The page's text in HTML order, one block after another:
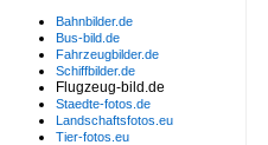
Bahnbilder.de
Bus-bild.de
Fahrzeugbilder.de
Schiffbilder.de
Flugzeug-bild.de
Staedte-fotos.de
Landschaftsfotos.eu
Tier-fotos.eu